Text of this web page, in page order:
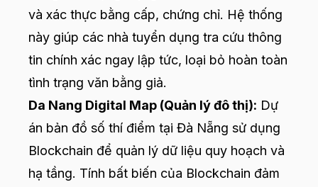
và xác thực bằng cấp, chứng chỉ. Hệ thống
này giúp các nhà tuyển dụng tra cứu thông
tin chính xác ngay lập tức, loại bỏ hoàn toàn
tình trạng văn bằng giả.
Da Nang Digital Map (Quản lý đô thị): Dự
án bản đồ số thí điểm tại Đà Nẵng sử dụng
Blockchain để quản lý dữ liệu quy hoạch và
hạ tầng. Tính bất biến của Blockchain đảm